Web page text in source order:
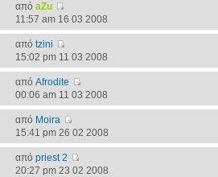
απόaZu
11:57 am 16 03 2008
απόtzini
15:02 pm 11 03 2008
απόAfrodite
00:06 am 11 03 2008
από Moira
15:41 pm 26 02 2008
απόpriest 2
20:27 pm 23 02 2008